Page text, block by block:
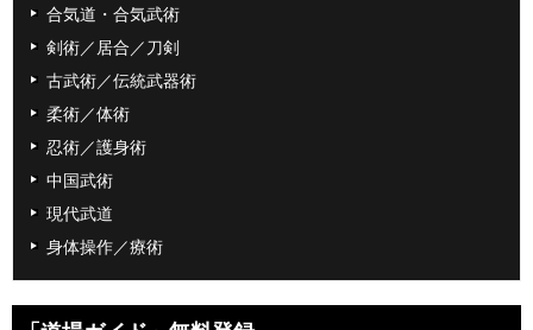
合気道・合気武術
剣術／居合／刀剣
古武術／伝統武器術
柔術／体術
忍術／護身術
中国武術
現代武道
身体操作／療術